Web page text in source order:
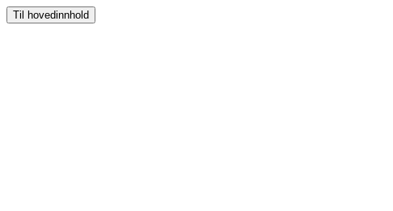
Til hovedinnhold